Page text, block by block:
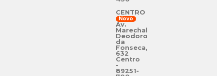
CENTRO
Novo
Av.
Marechal
Deodoro
da
Fonseca,
632
Centro
-
89251-